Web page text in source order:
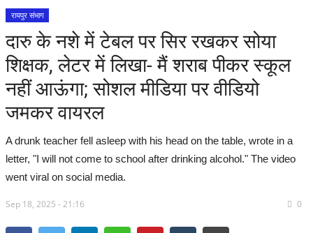
छत्तीसगढ़
All
सरगुजा संभाग
बिलासपुर संभाग
रायपुर संभाग
दुर्ग संभाग
रायपुर संभाग
दारु के नशे में टेबल पर सिर रखकर सोया
शिक्षक, लेटर में लिखा- मैं शराब पीकर स्कूल
नहीं आऊंगा; सोशल मीडिया पर वीडियो
जमकर वायरल
A drunk teacher fell asleep with his head on the table, wrote in a
letter, "I will not come to school after drinking alcohol." The video
went viral on social media.
Sep 18, 2025 - 21:16 0